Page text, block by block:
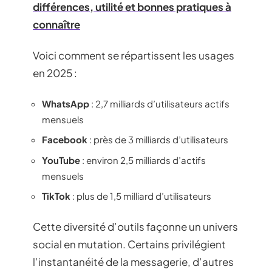
différences, utilité et bonnes pratiques à
connaître
Voici comment se répartissent les usages
en 2025 :
WhatsApp : 2,7 milliards d’utilisateurs actifs
mensuels
Facebook : près de 3 milliards d’utilisateurs
YouTube : environ 2,5 milliards d’actifs
mensuels
TikTok : plus de 1,5 milliard d’utilisateurs
Cette diversité d’outils façonne un univers
social en mutation. Certains privilégient
l’instantanéité de la messagerie, d’autres